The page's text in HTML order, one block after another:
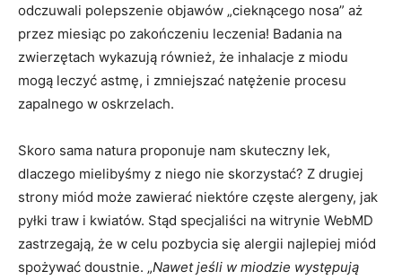
odczuwali polepszenie objawów „cieknącego nosa” aż
przez miesiąc po zakończeniu leczenia! Badania na
zwierzętach wykazują również, że inhalacje z miodu
mogą leczyć astmę, i zmniejszać natężenie procesu
zapalnego w oskrzelach.
Skoro sama natura proponuje nam skuteczny lek,
dlaczego mielibyśmy z niego nie skorzystać? Z drugiej
strony miód może zawierać niektóre częste alergeny, jak
pyłki traw i kwiatów. Stąd specjaliści na witrynie WebMD
zastrzegają, że w celu pozbycia się alergii najlepiej miód
spożywać doustnie. „Nawet jeśli w miodzie występują